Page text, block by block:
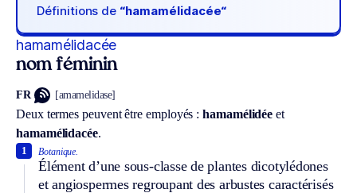
Définitions de “hamamélidacée“
hamamélidacée
nom féminin
FR [amamelidase]
Deux termes peuvent être employés :hamamélidée et
hamamélidacée.
Botanique.
Élément d’une sous-classe de plantes dicotylédones
et angiospermes regroupant des arbustes caractérisés
1